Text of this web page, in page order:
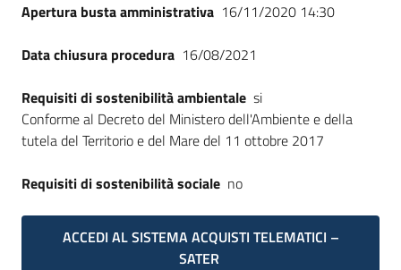
Apertura busta amministrativa 16/11/2020 14:30
Data chiusura procedura 16/08/2021
Requisiti di sostenibilità ambientale si
Conforme al Decreto del Ministero dell'Ambiente e della
tutela del Territorio e del Mare del 11 ottobre 2017
Requisiti di sostenibilità sociale no
ACCEDI AL SISTEMA ACQUISTI TELEMATICI –
SATER